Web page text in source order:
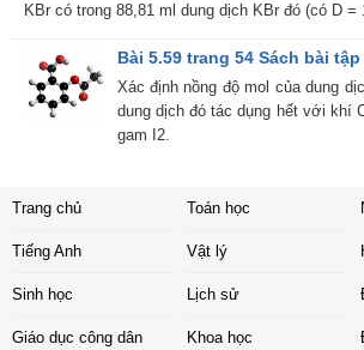
KBr có trong 88,81 ml dung dịch KBr đó (có D =
Bài 5.59 trang 54 Sách bài
Xác định nồng độ mol của dung
dung dịch đó tác dụng hết với khí
gam I2.
Trang chủ Toán học
Tiếng Anh Vật lý
Sinh học Lịch sử
Giáo dục công dân Khoa học